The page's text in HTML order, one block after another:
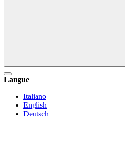
Langue
Italiano
English
Deutsch